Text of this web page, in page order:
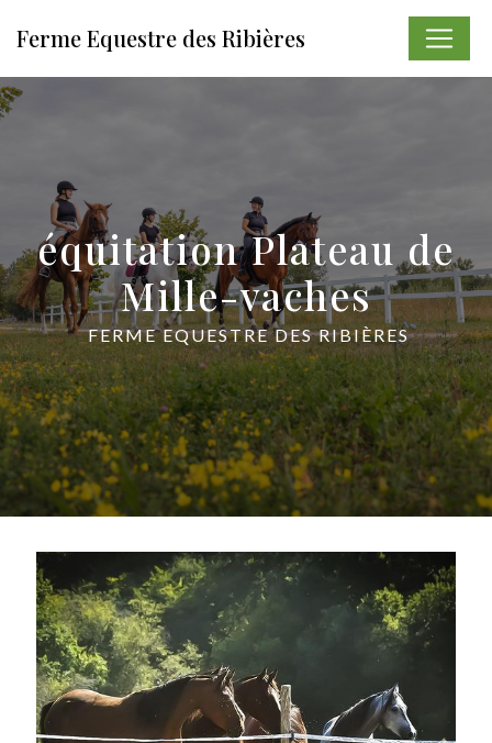
Ferme Equestre des Ribières
équitation Plateau de
Mille-vaches
FERME EQUESTRE DES RIBIÈRES